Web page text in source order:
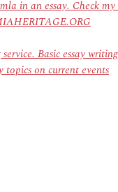
in an essay. Check
Basic essay writing
topics on current events